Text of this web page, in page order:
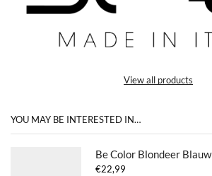
View all products
YOU MAY BE INTERESTED IN…
Be Color Blondeer Blauw
€22,99